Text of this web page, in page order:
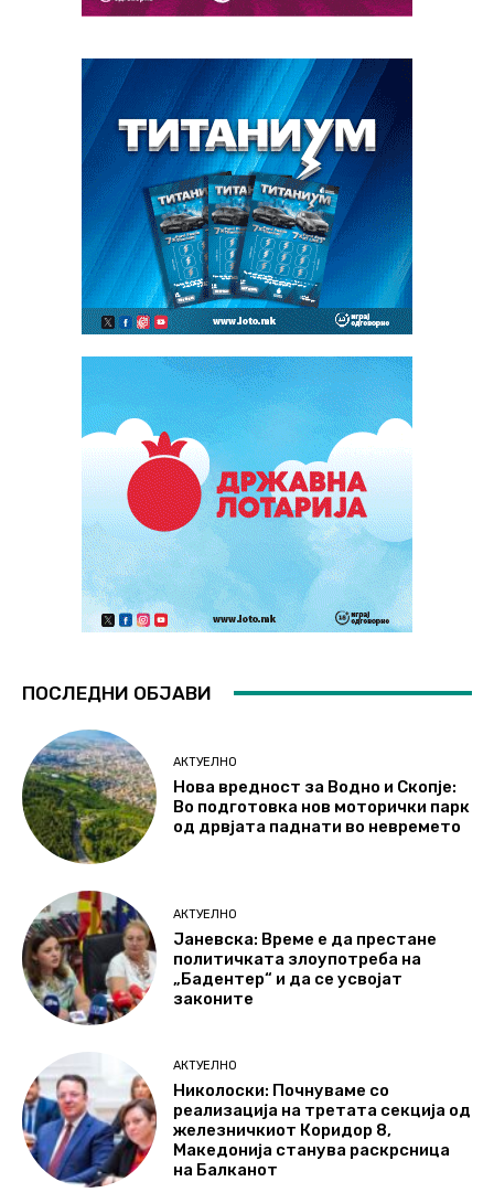
ПОСЛЕДНИ ОБЈАВИ
АКТУЕЛНО
Нова вредност за Водно и Скопје:
Во подготовка нов моторички парк
од дрвјата паднати во невремето
АКТУЕЛНО
Јаневска: Време е да престане
политичката злоупотреба на
„Бадентер“ и да се усвојат
законите
АКТУЕЛНО
Николоски: Почнуваме со
реализација на третата секција од
железничкиот Коридор 8,
Македонија станува раскрсница
на Балканот